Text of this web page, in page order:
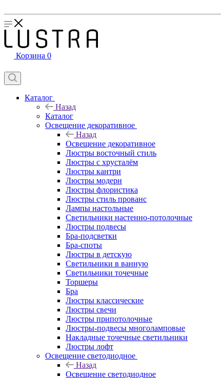
Корзина 0
Каталог
Назад
Каталог
Освещение декоративное
Назад
Освещение декоративное
Люстры восточный стиль
Люстры с хрусталём
Люстры кантри
Люстры модерн
Люстры флористика
Люстры стиль прованс
Лампы настольные
Светильники настенно-потолочные
Люстры подвесы
Бра-подсветки
Бра-споты
Люстры в детскую
Светильники в ванную
Светильники точечные
Торшеры
Бра
Люстры классические
Люстры свечи
Люстры припотолочные
Люстры-подвесы многоламповые
Накладные точечные светильники
Люстры лофт
Освещение светодиодное
Назад
Освещение светодиодное